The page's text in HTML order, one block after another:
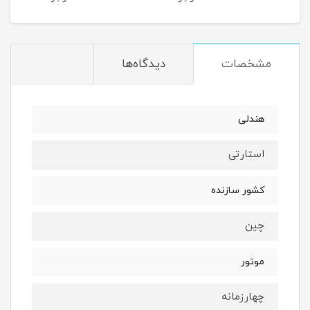
مشخصات دیدگاه‌ها
هندلی
استارتی
کشور سازنده
چین
موتور
چهارزمانه